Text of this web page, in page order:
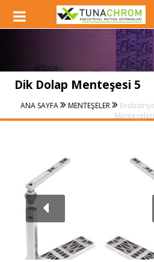
Dik Dolap Menteşesi 5
ANA SAYFA MENTEŞELER
Menteşeleri